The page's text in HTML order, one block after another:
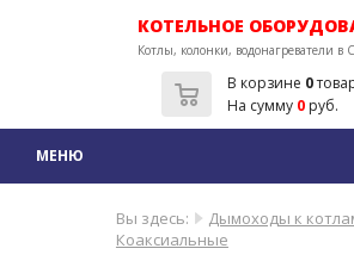
КОТЕЛЬНОЕ
Котлы, колонки, водонагреватели в
В корзине 0
На сумму 0руб.
Вы здесь:
Дымоходы к
Коаксиальные